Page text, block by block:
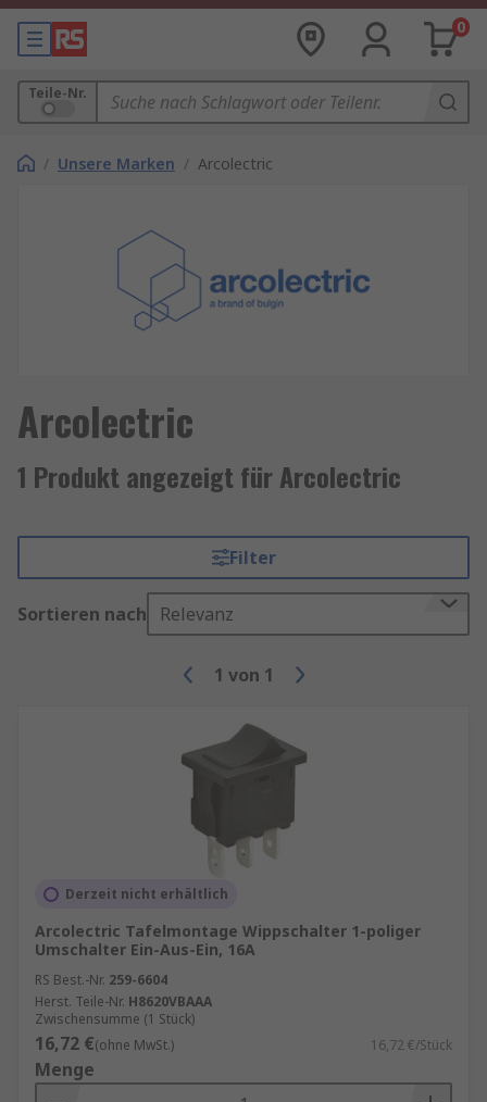
0
Teile-Nr.
/ Unsere Marken / Arcolectric
Arcolectric
1 Produkt angezeigt für Arcolectric
Filter
Sortieren nach Relevanz
1 von 1
Derzeit nicht erhältlich
Arcolectric Tafelmontage Wippschalter 1-poliger
Umschalter Ein-Aus-Ein, 16A
RS Best.-Nr. 259-6604
Herst. Teile-Nr. H8620VBAAA
Zwischensumme (1 Stück)
16,72 €(ohne MwSt.) 16,72 €/Stück
Menge